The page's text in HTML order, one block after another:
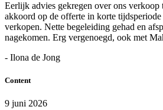
Eerlijk advies gekregen over ons verkoop
akkoord op de offerte in korte
verkopen. Nette begeleiding gehad en
nagekomen. Erg vergenoegd, ook met
- Ilona de Jong
Content
9 juni 2026